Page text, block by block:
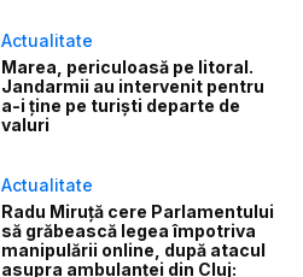
Actualitate
Marea, periculoasă pe litoral.
Jandarmii au intervenit pentru
a-i ține pe turiști departe de
valuri
Actualitate
Radu Miruță cere Parlamentului
să grăbească legea împotriva
manipulării online, după atacul
asupra ambulanței din Cluj: